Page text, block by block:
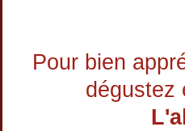
Pour bien
dégustez